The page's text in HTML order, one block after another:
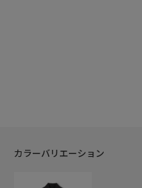
カラーバリエーション